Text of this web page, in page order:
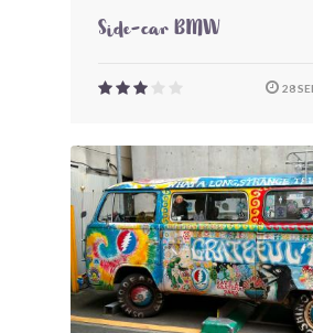
Side-car BMW
28